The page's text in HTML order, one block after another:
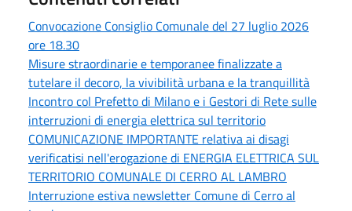
Convocazione Consiglio Comunale del 27 luglio 2026
ore 18.30
Misure straordinarie e temporanee finalizzate a
tutelare il decoro, la vivibilità urbana e la tranquillità
Incontro col Prefetto di Milano e i Gestori di Rete sulle
interruzioni di energia elettrica sul territorio
COMUNICAZIONE IMPORTANTE relativa ai disagi
verificatisi nell'erogazione di ENERGIA ELETTRICA SUL
TERRITORIO COMUNALE DI CERRO AL LAMBRO
Interruzione estiva newsletter Comune di Cerro al